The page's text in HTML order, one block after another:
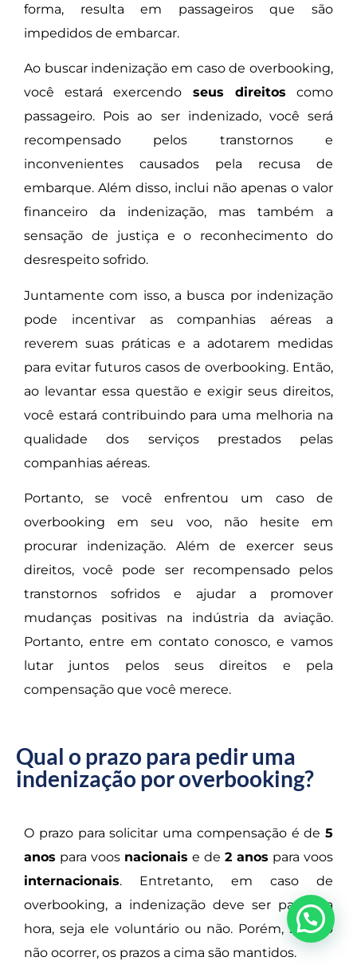
forma, resulta em passageiros que são
impedidos de embarcar.
Ao buscar indenização em caso de overbooking,
você estará exercendo seus direitos como
passageiro. Pois ao ser indenizado, você será
recompensado pelos transtornos e
inconvenientes causados pela recusa de
embarque. Além disso, inclui não apenas o valor
financeiro da indenização, mas também a
sensação de justiça e o reconhecimento do
desrespeito sofrido.
Juntamente com isso, a busca por indenização
pode incentivar as companhias aéreas a
reverem suas práticas e a adotarem medidas
para evitar futuros casos de overbooking. Então,
ao levantar essa questão e exigir seus direitos,
você estará contribuindo para uma melhoria na
qualidade dos serviços prestados pelas
companhias aéreas.
Portanto, se você enfrentou um caso de
overbooking em seu voo, não hesite em
procurar indenização. Além de exercer seus
direitos, você pode ser recompensado pelos
transtornos sofridos e ajudar a promover
mudanças positivas na indústria da aviação.
Portanto, entre em contato conosco, e vamos
lutar juntos pelos seus direitos e pela
compensação que você merece.
Qual o prazo para pedir uma
indenização por overbooking?
O prazo para solicitar uma compensação é de 5
anos para voos nacionais e de 2 anos para voos
internacionais. Entretanto, em caso de
overbooking, a indenização deve ser paga na
hora, seja ele voluntário ou não. Porém, se isso
não ocorrer, os prazos a cima são mantidos.